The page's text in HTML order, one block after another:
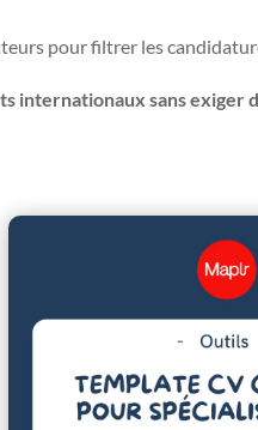
pour filtrer les
internationaux sans exiger